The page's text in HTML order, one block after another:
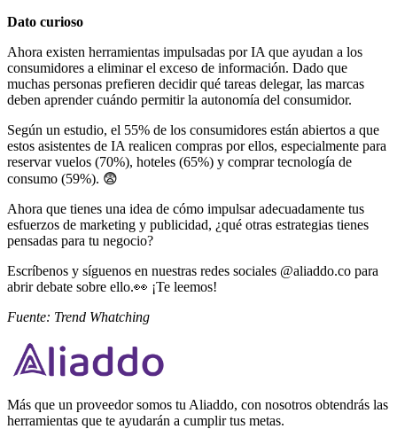
Dato curioso
Ahora existen herramientas impulsadas por IA que ayudan a los
consumidores a eliminar el exceso de información. Dado que
muchas personas prefieren decidir qué tareas delegar, las marcas
deben aprender cuándo permitir la autonomía del consumidor.
Según un estudio, el 55% de los consumidores están abiertos a que
estos asistentes de IA realicen compras por ellos, especialmente para
reservar vuelos (70%), hoteles (65%) y comprar tecnología de
consumo (59%). 😨
Ahora que tienes una idea de cómo impulsar adecuadamente tus
esfuerzos de marketing y publicidad, ¿qué otras estrategias tienes
pensadas para tu negocio?
Escríbenos y síguenos en nuestras redes sociales @aliaddo.co para
abrir debate sobre ello.👀 ¡Te leemos!
Fuente: Trend Whatching
Más que un proveedor somos tu Aliaddo, con nosotros obtendrás las
herramientas que te ayudarán a cumplir tus metas.